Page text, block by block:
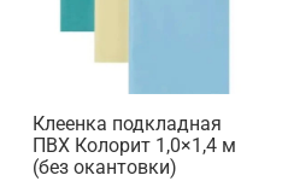
Клеенка подкладная
ПВХ Колорит 1,0×1,4 м
(без окантовки)